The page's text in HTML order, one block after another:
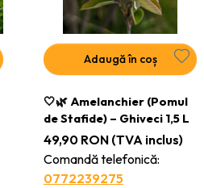
Adaugă în coș
🤍🌿 Amelanchier (Pomul
de Stafide) – Ghiveci 1,5 L
49,90 RON(TVA inclus)
Comandă telefonică:
0772239275